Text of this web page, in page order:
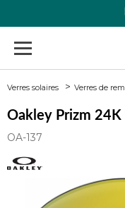
Verres solaires Verres de
Oakley Prizm 24K
OA-137